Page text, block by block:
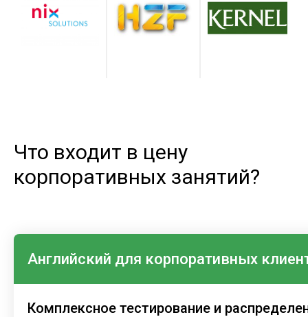
Что входит в цену
корпоративных занятий?
Английский для корпоративных
Комплексное тестирование и